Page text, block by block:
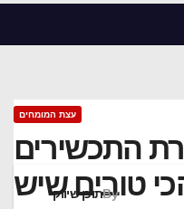
עצת המומחים
התכשירים
טובים שיש
Byתוכן שיווקי